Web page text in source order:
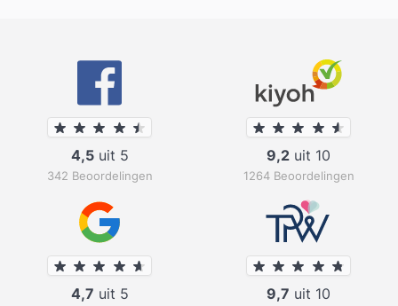
4,5uit 5
342 Beoordelingen
9,2 uit 10
1264 Beoordelingen
4,7 uit 5 9,7 uit 10